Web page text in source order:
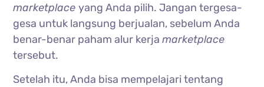
marketplaceyang Anda pilih. Jangan tergesa-
gesa untuk langsung berjualan, sebelum Anda
benar-benar paham alur kerjamarketplace
tersebut.
Setelah itu, Anda bisa mempelajari tentang